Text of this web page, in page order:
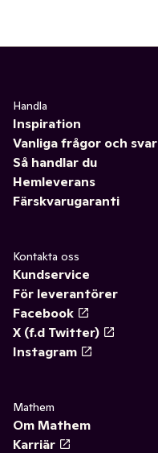
Handla
Inspiration
Vanliga frågor och svar
Så handlar du
Hemleverans
Färskvarugaranti
Kontakta oss
Kundservice
För leverantörer
Facebook
X (f.d Twitter)
Instagram
Mathem
Om Mathem
Karriär